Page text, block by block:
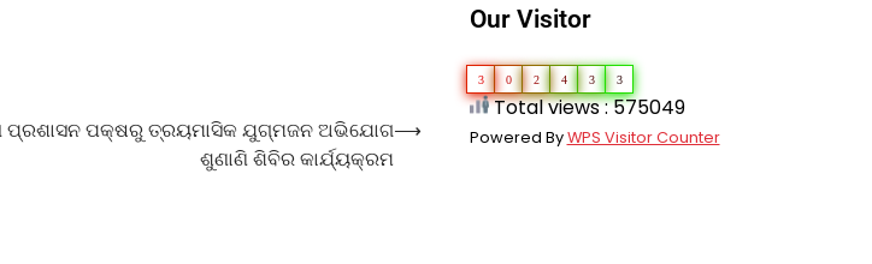
ପ୍ରଶାସନ ପକ୍ଷରୁ ତ୍ରୟମାସିକ ଯୁଗ୍ମଜନ ଅଭିଯୋଗ
ଶୁଣାଣି ଶିବିର କାର୍ଯ୍ୟକ୍ରମ
⟶
Our Visitor
3 0 2 4 3 3
Total views : 575049
Powered ByWPS Visitor Counter